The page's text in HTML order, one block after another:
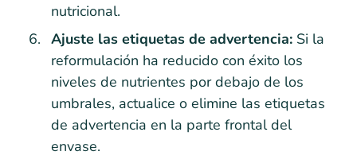
nutricional.
Ajuste las etiquetas de advertencia: Si la
reformulación ha reducido con éxito los
niveles de nutrientes por debajo de los
umbrales, actualice o elimine las etiquetas
de advertencia en la parte frontal del
envase.